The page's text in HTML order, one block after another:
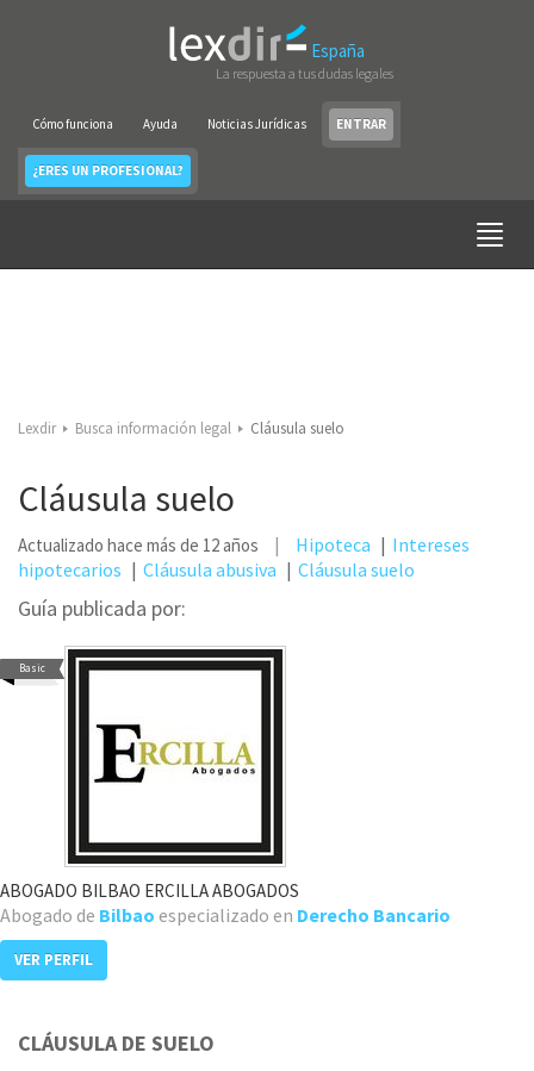
España
La respuesta a tus dudas legales
Cómo funciona Ayuda Noticias Jurídicas ENTRAR
¿ERES UN PROFESIONAL?
Lexdir Busca información legal Cláusula suelo
Cláusula suelo
Actualizado hace más de 12 años Hipoteca
Intereses
hipotecarios
Cláusula abusiva Cláusula suelo
Guía publicada por:
Basic
ABOGADO BILBAO ERCILLA ABOGADOS
Abogado de Bilbao especializado en Derecho Bancario
VER PERFIL
CLÁUSULA DE SUELO